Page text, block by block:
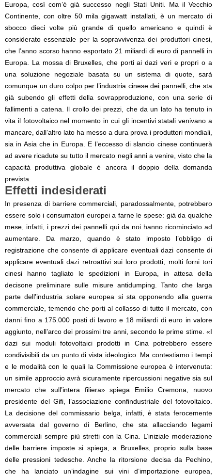
Europa, così com’è già successo negli Stati Uniti. Ma il Vecchio
Continente, con oltre 50 mila gigawatt installati, è un mercato di
sbocco dieci volte più grande di quello americano e quindi è
considerato essenziale per la sopravvivenza dei produttori cinesi,
che l’anno scorso hanno esportato 21 miliardi di euro di pannelli in
Europa. La mossa di Bruxelles, che porti ai dazi veri e propri o a
una soluzione negoziale basata su un sistema di quote, sarà
comunque un duro colpo per l’industria cinese dei pannelli, che sta
già subendo gli effetti della sovrapproduzione, con una serie di
fallimenti a catena. Il crollo dei prezzi, che da un lato ha tenuto in
vita il fotovoltaico nel momento in cui gli incentivi statali venivano a
mancare, dall’altro lato ha messo a dura prova i produttori mondiali,
sia in Asia che in Europa. E l’eccesso di slancio cinese continuerà
ad avere ricadute su tutto il mercato negli anni a venire, visto che la
capacità produttiva globale è ancora il doppio della domanda
prevista.
Effetti indesiderati
In presenza di barriere commerciali, paradossalmente, potrebbero
essere solo i consumatori europei a farne le spese: già da qualche
mese, infatti, i prezzi dei pannelli qui da noi hanno ricominciato ad
aumentare. Da marzo, quando è stato imposto l’obbligo di
registrazione che consente di applicare eventuali dazi consente di
applicare eventuali dazi retroattivi sui loro prodotti, molti forni tori
cinesi hanno tagliato le spedizioni in Europa, in attesa della
decisone preliminare sulle misure antidumping. Tanto che larga
parte dell’industria solare europea si sta opponendo alla guerra
commerciale, temendo che porti al collasso di tutto il mercato, con
danni fino a 175.000 posti di lavoro e 18 miliardi di euro in valore
aggiunto, nell’arco dei prossimi tre anni, secondo le prime stime. «I
dazi sui moduli fotovoltaici prodotti in Cina potrebbero essere
condivisibili da un punto di vista ideologico. Ma contestiamo i tempi
e le modalità con le quali la Commissione europea è intervenuta:
un simile approccio avrà sicuramente ripercussioni negative sia sul
mercato che sull’intera filiera» spiega Emilio Cremona, nuovo
presidente del Gifi, l’associazione confindustriale del fotovoltaico.
La decisione del commissario belga, infatti, è stata ferocemente
avversata dal governo di Berlino, che sta allacciando legami
commerciali sempre più stretti con la Cina. L’iniziale moderazione
delle barriere imposte si spiega, a Bruxelles, proprio sulla base
delle pressioni tedesche. Anche la ritorsione decisa da Pechino,
che ha lanciato un’indagine sui vini d’importazione europea,